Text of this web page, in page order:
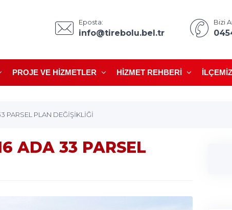
Eposta:
info@tirebolu.bel.tr
Bizi
PROJE VE HIZMETLER HIZMET REHBERI İLÇEMIZ
PARSEL PLAN DEĞİŞİKLİĞİ
ADA 33 PARSEL